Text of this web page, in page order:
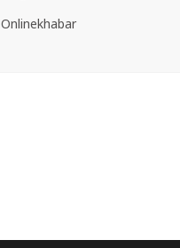
Onlinekhabar